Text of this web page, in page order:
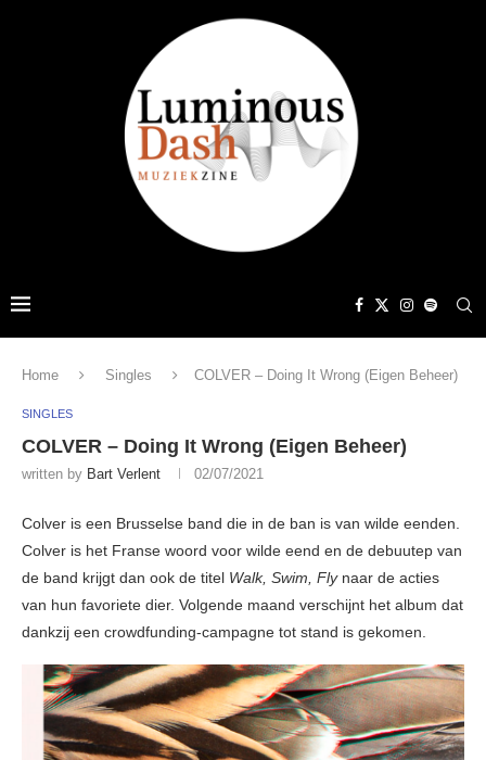
Home Singles COLVER – Doing It Wrong (Eigen Beheer)
SINGLES
COLVER – Doing It Wrong (Eigen Beheer)
written by Bart Verlent 02/07/2021
Colver is een Brusselse band die in de ban is van wilde eenden.
Colver is het Franse woord voor wilde eend en de debuutep van
de band krijgt dan ook de titel Walk, Swim, Flynaar de acties
van hun favoriete dier. Volgende maand verschijnt het album dat
dankzij een crowdfunding-campagne tot stand is gekomen.